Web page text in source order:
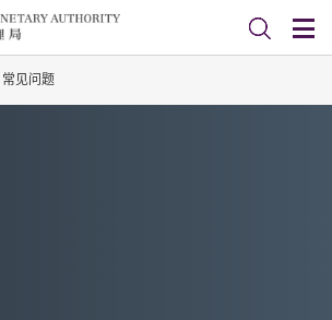
常见问题